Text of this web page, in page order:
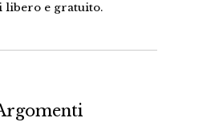
libero e gratuito.